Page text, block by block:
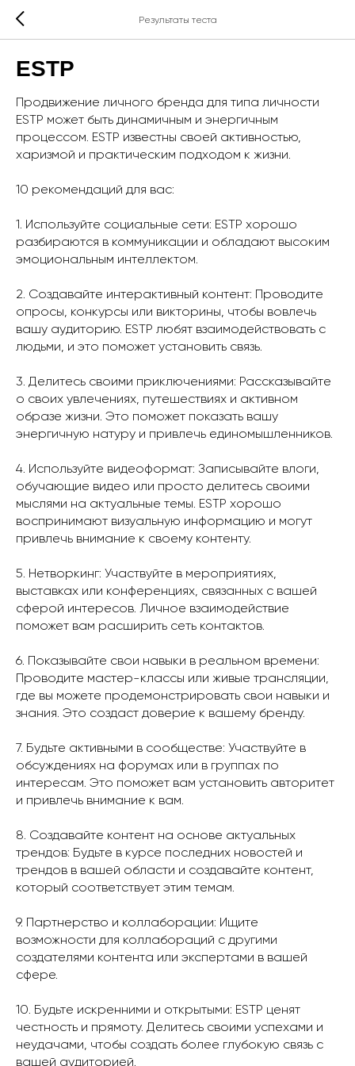
Результаты теста
ESTP
Продвижение личного бренда для типа личности
ESTP может быть динамичным и энергичным
процессом. ESTP известны своей активностью,
харизмой и практическим подходом к жизни.
10 рекомендаций для вас:
1. Используйте социальные сети: ESTP хорошо
разбираются в коммуникации и обладают высоким
эмоциональным интеллектом.
2. Создавайте интерактивный контент: Проводите
опросы, конкурсы или викторины, чтобы вовлечь
вашу аудиторию. ESTP любят взаимодействовать с
людьми, и это поможет установить связь.
3. Делитесь своими приключениями: Рассказывайте
о своих увлечениях, путешествиях и активном
образе жизни. Это поможет показать вашу
энергичную натуру и привлечь единомышленников.
4. Используйте видеоформат: Записывайте влоги,
обучающие видео или просто делитесь своими
мыслями на актуальные темы. ESTP хорошо
воспринимают визуальную информацию и могут
привлечь внимание к своему контенту.
5. Нетворкинг: Участвуйте в мероприятиях,
выставках или конференциях, связанных с вашей
сферой интересов. Личное взаимодействие
поможет вам расширить сеть контактов.
6. Показывайте свои навыки в реальном времени:
Проводите мастер-классы или живые трансляции,
где вы можете продемонстрировать свои навыки и
знания. Это создаст доверие к вашему бренду.
7. Будьте активными в сообществе: Участвуйте в
обсуждениях на форумах или в группах по
интересам. Это поможет вам установить авторитет
и привлечь внимание к вам.
8. Создавайте контент на основе актуальных
трендов: Будьте в курсе последних новостей и
трендов в вашей области и создавайте контент,
который соответствует этим темам.
9. Партнерство и коллаборации: Ищите
возможности для коллабораций с другими
создателями контента или экспертами в вашей
сфере.
10. Будьте искренними и открытыми: ESTP ценят
честность и прямоту. Делитесь своими успехами и
неудачами, чтобы создать более глубокую связь с
вашей аудиторией.